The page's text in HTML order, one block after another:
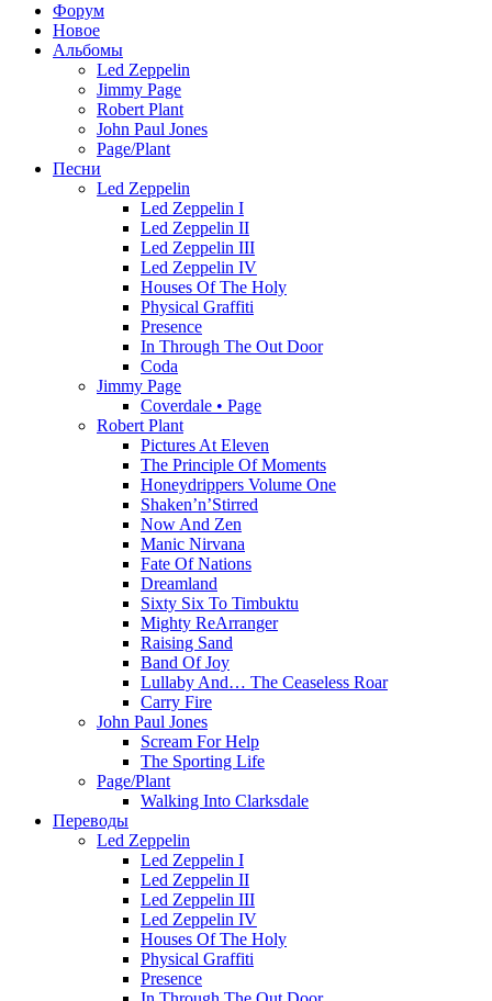
Форум
Новоe
Альбомы
Led Zeppelin
Jimmy Page
Robert Plant
John Paul Jones
Page/Plant
Песни
Led Zeppelin
Led Zeppelin I
Led Zeppelin II
Led Zeppelin III
Led Zeppelin IV
Houses Of The Holy
Physical Graffiti
Presence
In Through The Out Door
Coda
Jimmy Page
Coverdale • Page
Robert Plant
Pictures At Eleven
The Principle Of Moments
Honeydrippers Volume One
Shaken’n’Stirred
Now And Zen
Manic Nirvana
Fate Of Nations
Dreamland
Sixty Six To Timbuktu
Mighty ReArranger
Raising Sand
Band Of Joy
Lullaby And… The Ceaseless Roar
Carry Fire
John Paul Jones
Scream For Help
The Sporting Life
Page/Plant
Walking Into Clarksdale
Переводы
Led Zeppelin
Led Zeppelin I
Led Zeppelin II
Led Zeppelin III
Led Zeppelin IV
Houses Of The Holy
Physical Graffiti
Presence